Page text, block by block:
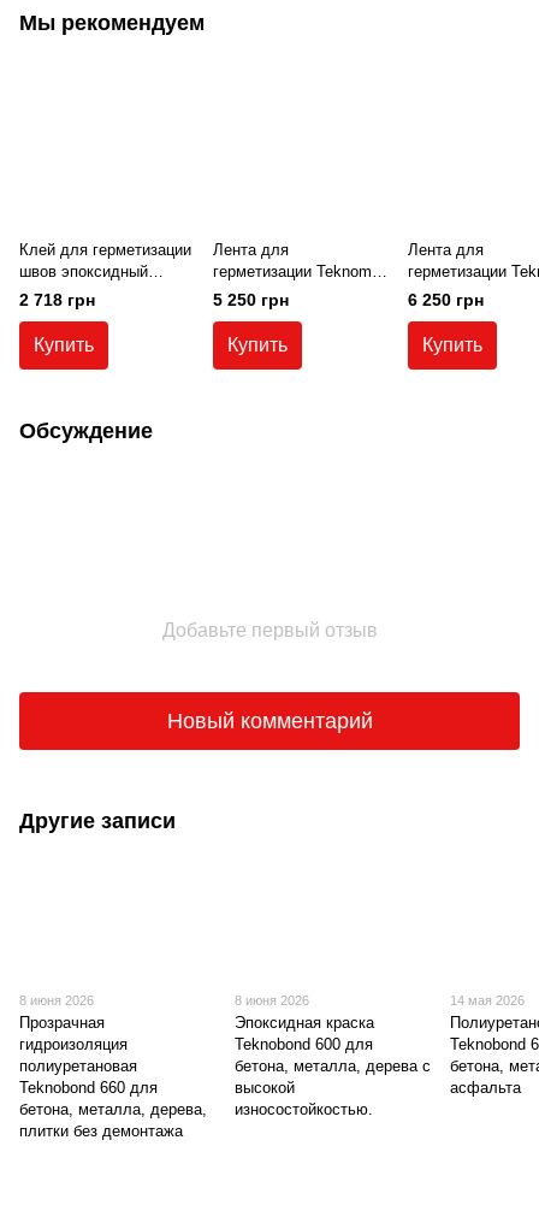
Мы рекомендуем
Клей для герметизации
швов эпоксидный
Teknobond 400 D
(комплект 5 кг)
2 718 грн
Купить
Лента для
герметизации Teknomer
(ширина 200 мм), рулон
5 250 грн
Купить
Лента для
герметизации
(ширина 250 мм),
6 250 грн
Купить
Обсуждение
Добавьте первый отзыв
Новый комментарий
Другие записи
8 июня 2026
Прозрачная
гидроизоляция
полиуретановая
Teknobond 660 для
бетона, металла, дерева,
плитки без демонтажа
8 июня 2026
Эпоксидная краска
Teknobond 600 для
бетона, металла, дерева с
высокой
износостойкостью.
14 мая 2026
Teknobond
бетона,
асфальта